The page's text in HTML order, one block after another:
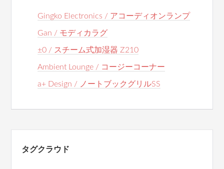
Gingko Electronics / アコーディオンランプ
Gan / モディカラグ
±0 / スチーム式加湿器 Z210
Ambient Lounge / コージーコーナー
a+ Design / ノートブックグリルSS
タグクラウド